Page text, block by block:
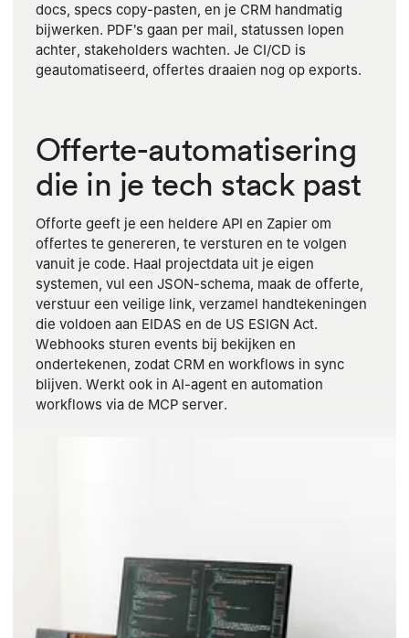
docs, specs copy-pasten, en je CRM handmatig
bijwerken. PDF’s gaan per mail, statussen lopen
achter, stakeholders wachten. Je CI/CD is
geautomatiseerd, offertes draaien nog op exports.
Offerte-automatisering
die in je tech stack past
Offorte geeft je een heldere API en Zapier om
offertes te genereren, te versturen en te volgen
vanuit je code. Haal projectdata uit je eigen
systemen, vul een JSON-schema, maak de offerte,
verstuur een veilige link, verzamel handtekeningen
die voldoen aan EIDAS en de US ESIGN Act.
Webhooks sturen events bij bekijken en
ondertekenen, zodat CRM en workflows in sync
blijven. Werkt ook in AI-agent en automation
workflows via de MCP server.